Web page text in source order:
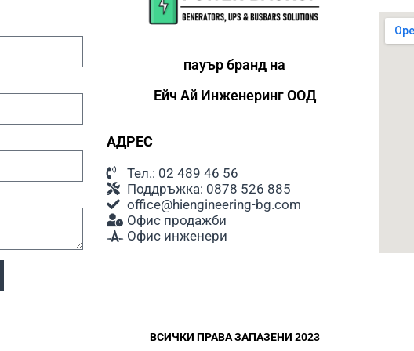
пауър бранд на
Ейч Ай Инженеринг ООД
АДРЕС
Тел.: 02 489 46 56
Поддръжка: 0878 526 885
office@hiengineering-bg.com
Офис продажби
Офис инженери
ВСИЧКИ ПРАВА ЗАПАЗЕНИ 2023